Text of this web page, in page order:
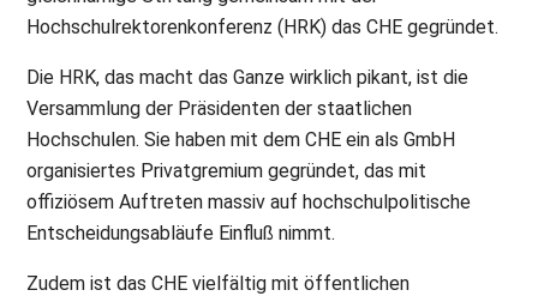
Hochschulrektorenkonferenz (HRK) das CHE gegründet.
Die HRK, das macht das Ganze wirklich pikant, ist die
Versammlung der Präsidenten der staatlichen
Hochschulen. Sie haben mit dem CHE ein als GmbH
organisiertes Privatgremium gegründet, das mit
offiziösem Auftreten massiv auf hochschulpolitische
Entscheidungsabläufe Einfluß nimmt.
Zudem ist das CHE vielfältig mit öffentlichen